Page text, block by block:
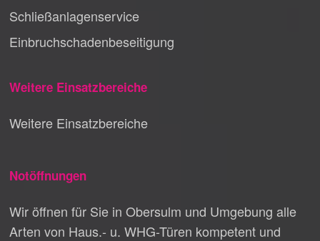
Schließanlagenservice
Einbruchschadenbeseitigung
Weitere Einsatzbereiche
Weitere Einsatzbereiche
Notöffnungen
Wir öffnen für Sie in Obersulm und Umgebung alle
Arten von Haus.- u. WHG-Türen kompetent und